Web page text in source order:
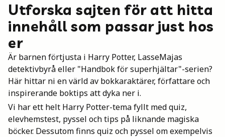
Utskrifter
Utforska sajten för att hitta
innehåll som passar just hos
er
Är barnen förtjusta i Harry Potter, LasseMajas
detektivbyrå eller "Handbok för superhjältar"-serien?
Här hittar ni en värld av bokkaraktärer, författare och
inspirerande boktips att dyka ner i.
Vi har ett helt Harry Potter-tema fyllt med quiz,
elevhemstest, pyssel och tips på liknande magiska
böcker. Dessutom finns quiz och pyssel om exempelvis